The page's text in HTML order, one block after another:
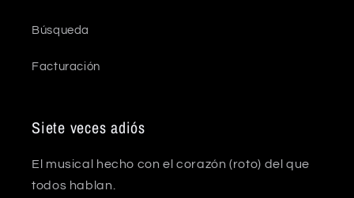
Búsqueda
Facturación
Siete veces adiós
El musical hecho con el corazón (roto) del que
todos hablan.